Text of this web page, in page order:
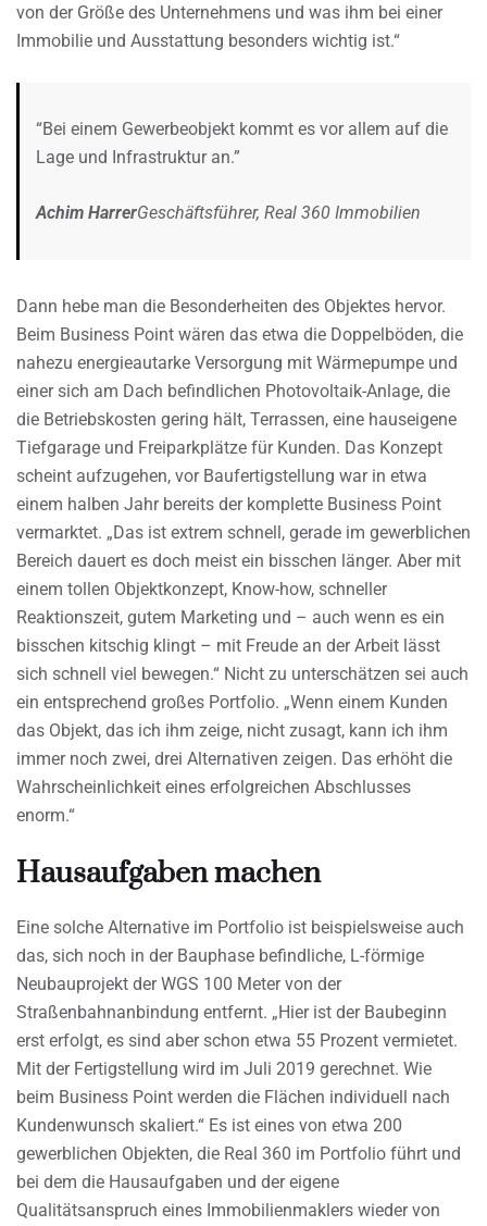
von der Größe des Unternehmens und was ihm bei einer
Immobilie und Ausstattung besonders wichtig ist.“
“Bei einem Gewerbeobjekt kommt es vor allem auf die
Lage und Infrastruktur an.”
Achim HarrerGeschäftsführer, Real 360 Immobilien
Dann hebe man die Besonderheiten des Objektes hervor.
Beim Business Point wären das etwa die Doppelböden, die
nahezu energieautarke Versorgung mit Wärmepumpe und
einer sich am Dach befindlichen Photovoltaik-Anlage, die
die Betriebskosten gering hält, Terrassen, eine hauseigene
Tiefgarage und Freiparkplätze für Kunden. Das Konzept
scheint aufzugehen, vor Baufertigstellung war in etwa
einem halben Jahr bereits der komplette Business Point
vermarktet. „Das ist extrem schnell, gerade im gewerblichen
Bereich dauert es doch meist ein bisschen länger. Aber mit
einem tollen Objektkonzept, Know-how, schneller
Reaktionszeit, gutem Marketing und – auch wenn es ein
bisschen kitschig klingt – mit Freude an der Arbeit lässt
sich schnell viel bewegen.“ Nicht zu unterschätzen sei auch
ein entsprechend großes Portfolio. „Wenn einem Kunden
das Objekt, das ich ihm zeige, nicht zusagt, kann ich ihm
immer noch zwei, drei Alternativen zeigen. Das erhöht die
Wahrscheinlichkeit eines erfolgreichen Abschlusses
enorm.“
Hausaufgaben machen
Eine solche Alternative im Portfolio ist beispielsweise auch
das, sich noch in der Bauphase befindliche, L-förmige
Neubauprojekt der WGS 100 Meter von der
Straßenbahnanbindung entfernt. „Hier ist der Baubeginn
erst erfolgt, es sind aber schon etwa 55 Prozent vermietet.
Mit der Fertigstellung wird im Juli 2019 gerechnet. Wie
beim Business Point werden die Flächen individuell nach
Kundenwunsch skaliert.“ Es ist eines von etwa 200
gewerblichen Objekten, die Real 360 im Portfolio führt und
bei dem die Hausaufgaben und der eigene
Qualitätsanspruch eines Immobilienmaklers wieder von